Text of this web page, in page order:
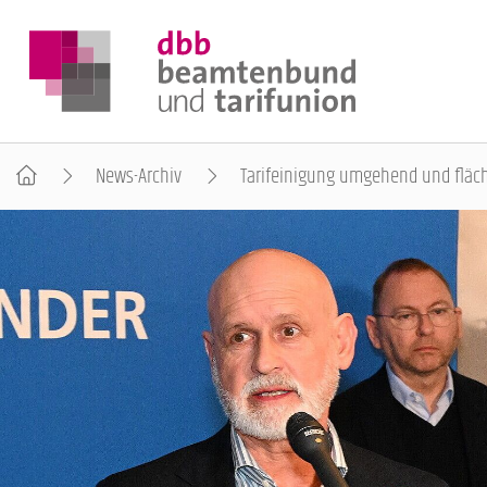
DER DBB
BEAMTINNEN & BEAMTE
ARBEITNEHMENDE
POLITIK & POSITIONEN
News-Archiv Tarifeinigung umgehend und